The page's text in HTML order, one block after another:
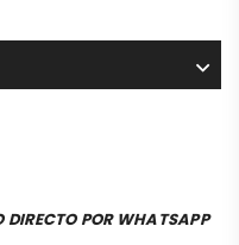
DIRECTO POR WHATSAPP